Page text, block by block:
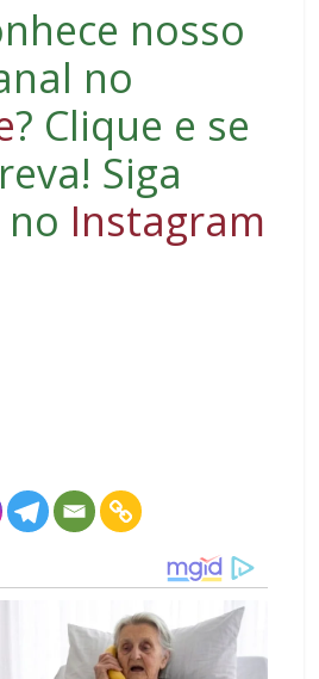
nosso
no
? Clique e se
! Siga
Instagram